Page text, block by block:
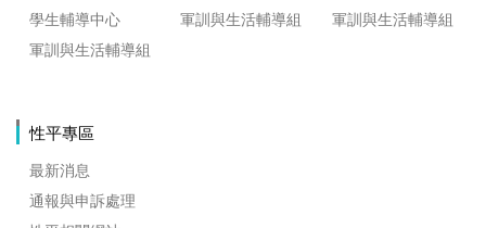
學生輔導中心
軍訓與生活輔導組
軍訓與生活輔導組
軍訓與生活輔導組
性平專區
最新消息
通報與申訴處理